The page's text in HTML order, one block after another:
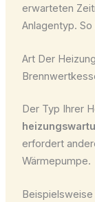
erwarteten
Anlagentyp.
Art Der
Der Typ Ihrer
erfordert
Wärmepumpe.